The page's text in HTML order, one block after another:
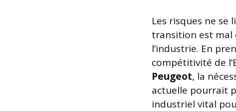
Les risques ne se
transition est mal
l’industrie. En
compétitivité de
Peugeot, la
actuelle pourrait
industriel vital